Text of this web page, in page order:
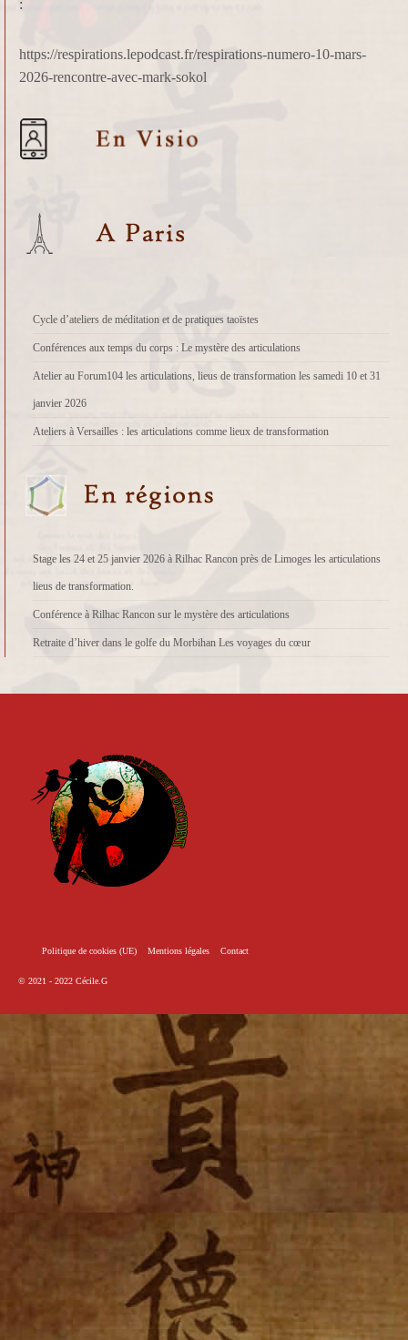
:
https://respirations.lepodcast.fr/respirations-numero-10-mars-
2026-rencontre-avec-mark-sokol
Cycle d’ateliers de méditation et de pratiques taoïstes
Conférences aux temps du corps : Le mystère des articulations
Atelier au Forum104 les articulations, lieus de transformation les samedi 10 et 31
janvier 2026
Ateliers à Versailles : les articulations comme lieux de transformation
Stage les 24 et 25 janvier 2026 à Rilhac Rancon près de Limoges les articulations
lieus de transformation.
Conférence à Rilhac Rancon sur le mystère des articulations
Retraite d’hiver dans le golfe du Morbihan Les voyages du cœur
Politique de cookies (UE) Mentions légales Contact
© 2021 - 2022 Cécile.G